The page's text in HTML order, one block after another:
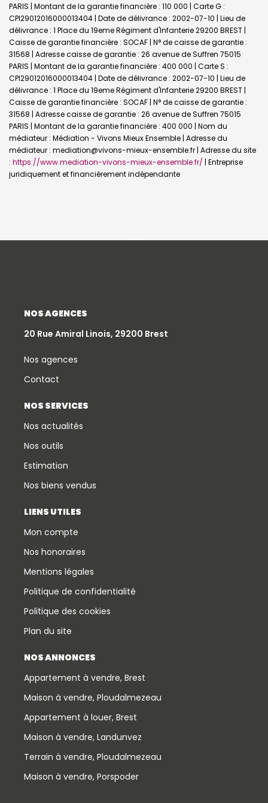
PARIS | Montant de la garantie financière : 110 000 | Carte G :
CPI29012016000013404 | Date de délivrance : 2002-07-10 | Lieu de
délivrance : 1 Place du 19eme Régiment d'Infanterie 29200 BREST |
Caisse de garantie financière : SOCAF | N° de caisse de garantie :
31568 | Adresse caisse de garantie : 26 avenue de Suffren 75015
PARIS | Montant de la garantie financière : 400 000 | Carte S :
CPI29012016000013404 | Date de délivrance : 2002-07-10 | Lieu de
délivrance : 1 Place du 19eme Régiment d'Infanterie 29200 BREST |
Caisse de garantie financière : SOCAF | N° de caisse de garantie :
31568 | Adresse caisse de garantie : 26 avenue de Suffren 75015
PARIS | Montant de la garantie financière : 400 000 | Nom du
médiateur : Médiation - Vivons Mieux Ensemble | Adresse du
médiateur : mediation@vivons-mieux-ensemble.fr | Adresse du site
: https://www.mediation-vivons-mieux-ensemble.fr/ | Entreprise
juridiquement et financièrement indépendante
NOS AGENCES
20 Rue Amiral Linois, 29200 Brest
Nos agences
Contact
NOS SERVICES
Nos actualités
Nos outils
Estimation
Nos biens vendus
LIENS UTILES
Mon compte
Nos honoraires
Mentions légales
Politique de confidentialité
Politique des cookies
Plan du site
NOS ANNONCES
Appartement à vendre, Brest
Maison à vendre, Ploudalmezeau
Appartement à louer, Brest
Maison à vendre, Landunvez
Terrain à vendre, Ploudalmezeau
Maison à vendre, Porspoder